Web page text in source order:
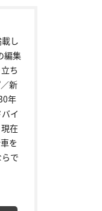
し
編集
ち
新
年
イ
在
を
で